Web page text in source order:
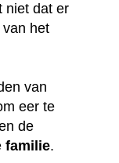
niet dat er
het
van
eer te
de
familie.